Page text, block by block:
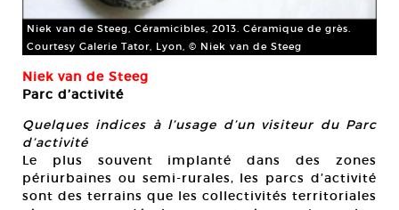
Niek van de Steeg, Céramicibles, 2013. Céramique de grès.
Courtesy Galerie Tator, Lyon, © Niek van de Steeg
Niek van de Steeg
Parc d’activité
Quelques indices à l’usage d’un visiteur du Parc
d’activité
Le plus souvent implanté dans des zones
périurbaines ou semi-rurales, les parcs d’activité
sont des terrains que les collectivités territoriales